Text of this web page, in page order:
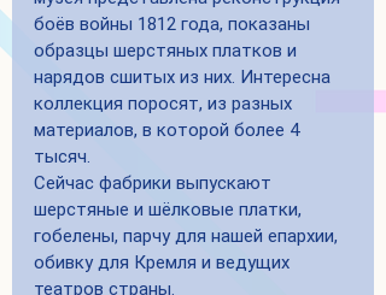
боёв войны 1812 года, показаны
образцы шерстяных платков и
нарядов сшитых из них. Интересна
коллекция поросят, из разных
материалов, в которой более 4
тысяч.
Сейчас фабрики выпускают
шерстяные и шёлковые платки,
гобелены, парчу для нашей епархии,
обивку для Кремля и ведущих
театров страны.